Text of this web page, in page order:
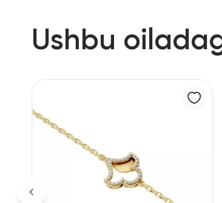
Ushbu